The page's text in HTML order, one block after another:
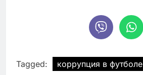
Tagged:
коррупция в футболе